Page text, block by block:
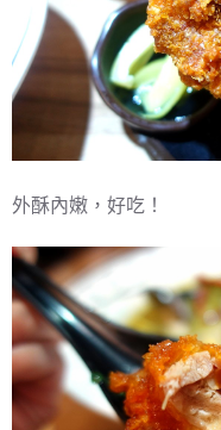
外酥內嫩，好吃！